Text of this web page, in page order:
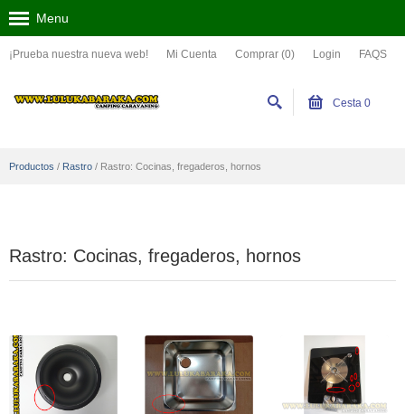
¡Prueba nuestra nueva web! Mi Cuenta Comprar (0) Login FAQS
Menu
Cesta 0
Productos / Rastro / Rastro: Cocinas, fregaderos, hornos
Rastro: Cocinas, fregaderos, hornos